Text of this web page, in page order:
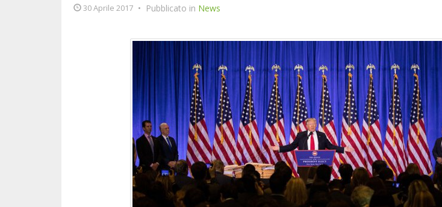
30 Aprile 2017 • Pubblicato in News